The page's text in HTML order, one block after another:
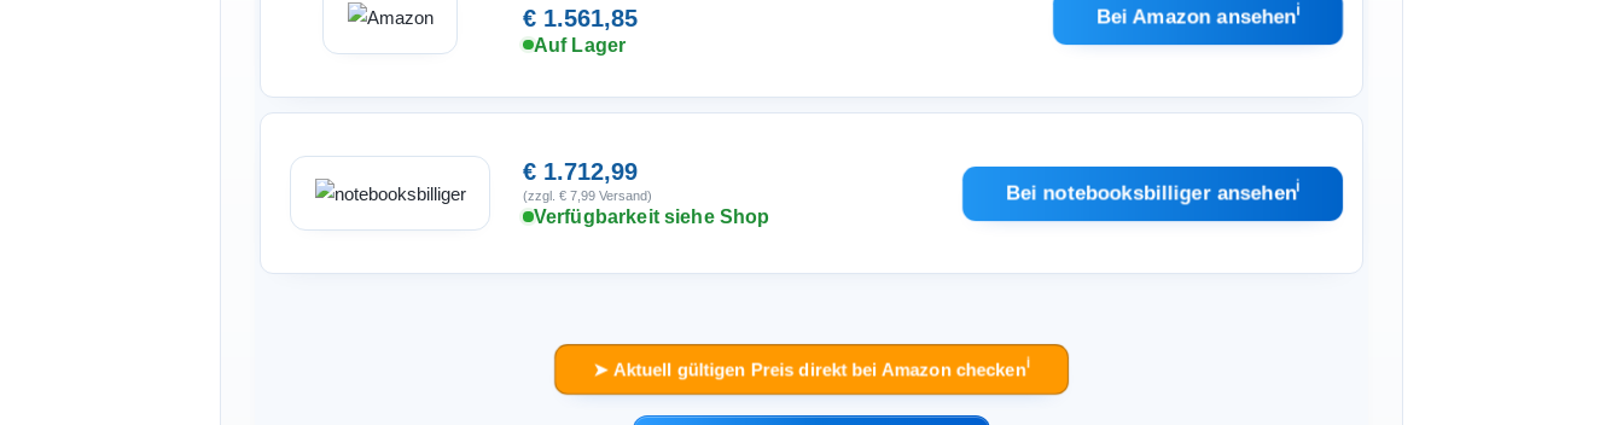
€ 1.561,85
Auf Lager
Bei Amazon ansehenℹ︎
€ 1.712,99
(zzgl. € 7,99 Versand)
Verfügbarkeit siehe Shop
Bei notebooksbilliger ansehenℹ︎
➤ Aktuell gültigen Preis direkt bei Amazon checkenℹ︎